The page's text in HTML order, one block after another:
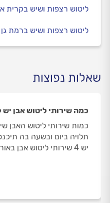
ליטוש רצפות ושיש בקרית
ליטוש רצפות ושיש ברמת גן
שאלות נפוצות
כמה שירותי ליטוש אבן
כמות שירותי ליטוש האבן
תלויה ביום ובשעה בה
יש 4 שירותי ליטוש אבן באור יהודה.